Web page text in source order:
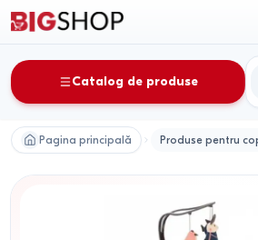
Catalog de produse
Pagina principală Produse pentru